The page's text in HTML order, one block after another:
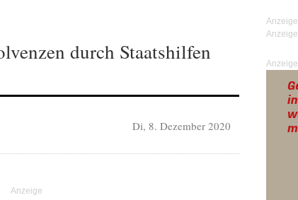
durch Staatshilfen
Di, 8. Dezember 2020
Anzeige